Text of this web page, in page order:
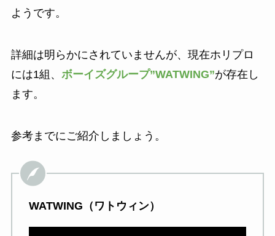
ようです。
詳細は明らかにされていませんが、現在ホリプロ
には1組、 ボーイズグループ”WATWING”が存在し
ます。
参考までにご紹介しましょう。
WATWING（ワトウィン）